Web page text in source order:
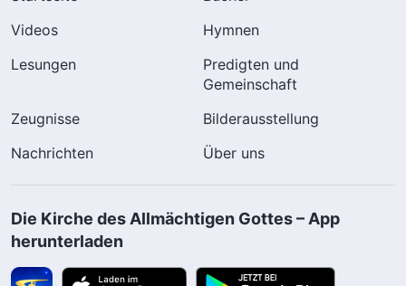
Videos
Hymnen
Lesungen
Predigten und
Gemeinschaft
Zeugnisse
Bilderausstellung
Nachrichten
Über uns
Die Kirche des Allmächtigen Gottes – App
herunterladen